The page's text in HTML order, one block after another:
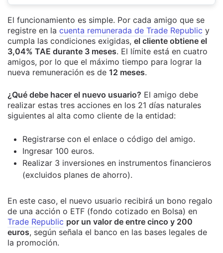
El funcionamiento es simple. Por cada amigo que se
registre en la cuenta remunerada de Trade Republic y
cumpla las condiciones exigidas, el cliente obtiene el
3,04% TAE durante 3 meses. El límite está en cuatro
amigos, por lo que el máximo tiempo para lograr la
nueva remuneración es de 12 meses.
¿Qué debe hacer el nuevo usuario? El amigo debe
realizar estas tres acciones en los 21 días naturales
siguientes al alta como cliente de la entidad:
Registrarse con el enlace o código del amigo.
Ingresar 100 euros.
Realizar 3 inversiones en instrumentos financieros
(excluidos planes de ahorro).
En este caso, el nuevo usuario recibirá un bono regalo
de una acción o ETF (fondo cotizado en Bolsa) en
Trade Republic por un valor de entre cinco y 200
euros, según señala el banco en las bases legales de
la promoción.